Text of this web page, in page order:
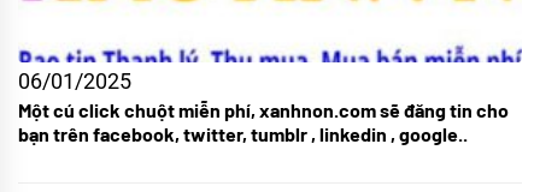
06/01/2025
Một cú click chuột miễn phí, xanhnon.com sẽ đăng tin cho
bạn trên facebook, twitter, tumblr , linkedin , google..